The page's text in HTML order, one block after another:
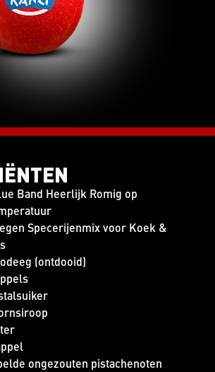
Band Heerlijk Romig op
Specerijenmix voor Koek &
(ontdooid)
ongezouten pistachenoten